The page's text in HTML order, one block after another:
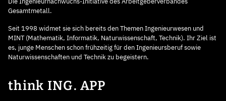
Gesamtmetall.
Seit 1998 widmet sie sich bereits den Themen Ingenieurwesen und
MINT (Mathematik, Informatik, Naturwissenschaft, Technik). Ihr Ziel ist
es, junge Menschen schon frühzeitig für den Ingenieursberuf sowie
Naturwissenschaften und Technik zu begeistern.
think ING. APP